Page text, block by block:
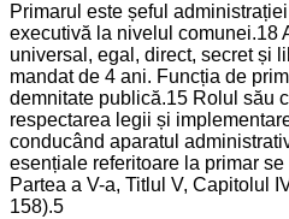
Primarul este șeful
executivă la nivelul comunei.18
universal, egal, direct, secret și
mandat de 4 ani. Funcția de
demnitate publică.15 Rolul său
respectarea legii și
conducând aparatul
esențiale referitoare la primar
Partea a V-a, Titlul V, Capitolul
158).5